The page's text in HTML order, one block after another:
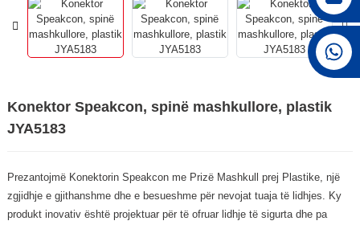
+86 15168592711
Konektor Speakcon, spinë mashkullore, plastik
JYA5183
Prezantojmë Konektorin Speakcon me Prizë Mashkull prej Plastike, një
zgjidhje e gjithanshme dhe e besueshme për nevojat tuaja të lidhjes. Ky
produkt inovativ është projektuar për të ofruar lidhje të sigurta dhe pa